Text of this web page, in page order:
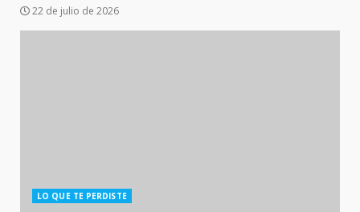
22 de julio de 2026
LO QUE TE PERDISTE